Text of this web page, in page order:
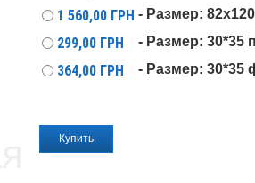
1 560,00 ГРН - Размер:
299,00 ГРН - Размер: 30*35
364,00 ГРН - Размер: 30*35